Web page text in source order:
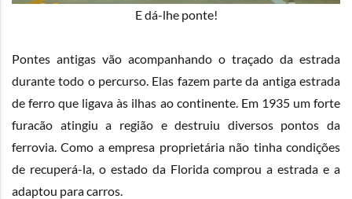
E dá-lhe ponte!
Pontes antigas vão acompanhando o traçado da estrada
durante todo o percurso. Elas fazem parte da antiga estrada
de ferro que ligava às ilhas ao continente. Em 1935 um forte
furacão atingiu a região e destruiu diversos pontos da
ferrovia. Como a empresa proprietária não tinha condições
de recuperá-la, o estado da Florida comprou a estrada e a
adaptou para carros.